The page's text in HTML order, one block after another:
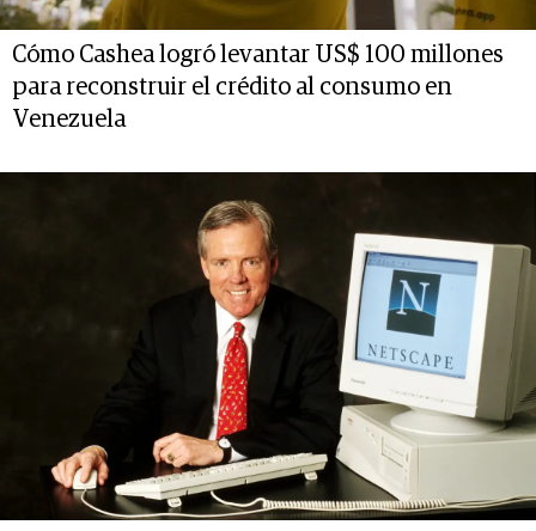
Cómo Cashea logró levantar US$ 100 millones
para reconstruir el crédito al consumo en
Venezuela